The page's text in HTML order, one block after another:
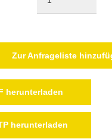
Zur Anfrageliste
herunterladen
herunterladen